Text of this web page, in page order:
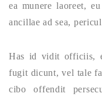
ea munere laoreet,
ancillae ad sea,
Has id vidit officiis,
fugit dicunt, vel tale
cibo offendit